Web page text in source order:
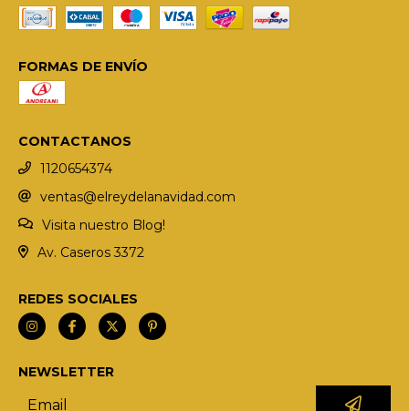
FORMAS DE ENVÍO
CONTACTANOS
1120654374
ventas@elreydelanavidad.com
Visita nuestro Blog!
Av. Caseros 3372
REDES SOCIALES
NEWSLETTER